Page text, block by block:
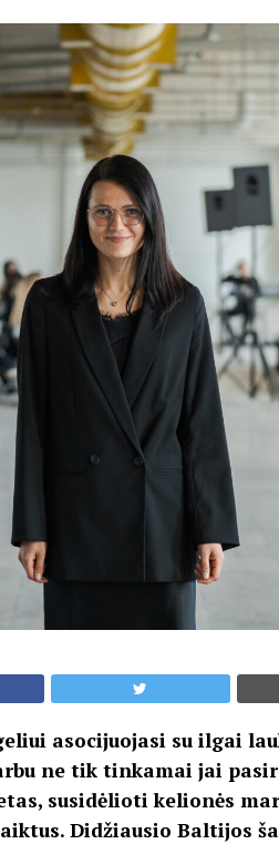
asocijuojasi su ilgai
ne tik tinkamai jai
susidėlioti kelionės
Didžiausio Baltijos